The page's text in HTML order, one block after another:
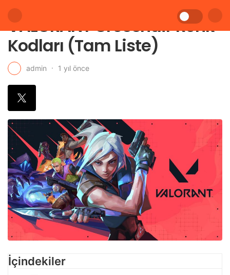
VALORANT Crosshair Renk
Kodları (Tam Liste)
admin 1 yıl önce
İçindekiler